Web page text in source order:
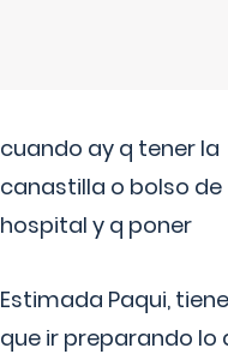
cuando ay q tener la
canastilla o bolso de
hospital y q poner
Estimada Paqui,
que ir preparando lo